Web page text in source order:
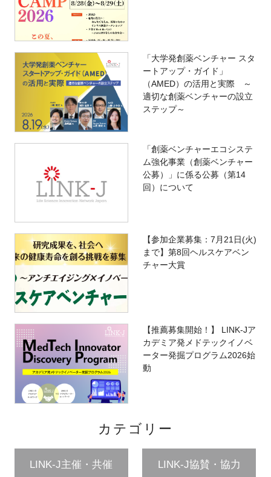
「大学発創薬ベンチャー スタ
ートアップ・ガイド」
（AMED）の活用と実際 ～
適切な創薬ベンチャーの設立
ステップ～
「創薬ベンチャーエコシステ
ム強化事業（創薬ベンチャー
公募）」に係る公募（第14
回）について
【参加企業募集：7月21日(火)
まで】第8回ヘルスケアベン
チャー大賞
【推薦募集開始！】 LINK-Jア
カデミア発メドテックイノベ
ーター発掘プログラム2026始
動
カテゴリー
LINK-J主催・共催 LINK-J協賛・協力